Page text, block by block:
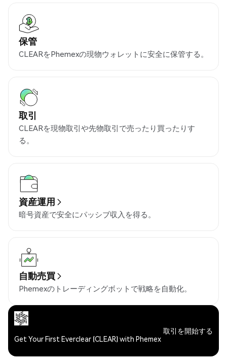
保管
CLEARをPhemexの現物ウォレットに安全に保管する。
取引
CLEARを現物取引や先物取引で売ったり買ったりす
る。
資産運用
暗号資産で安全にパッシブ収入を得る。
自動売買
Phemexのトレーディングボットで戦略を自動化。
Get Your First Everclear (CLEAR) with Phemex
取引を開始する